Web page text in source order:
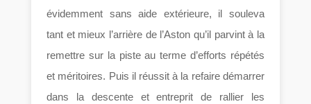
évidemment sans aide extérieure, il souleva
tant et mieux l’arrière de l’Aston qu’il parvint à la
remettre sur la piste au terme d’efforts répétés
et méritoires. Puis il réussit à la refaire démarrer
dans la descente et entreprit de rallier les